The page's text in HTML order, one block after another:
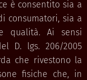
è consentito sia a
consumatori, sia a
qualità. Ai sensi
D. lgs. 206/2005
che rivestono la
fisiche che, in